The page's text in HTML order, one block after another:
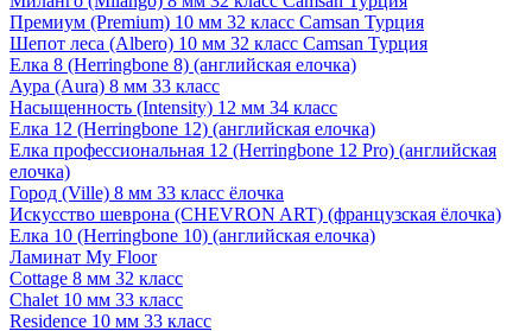
Премиум (Premium) 10 мм 32 класс Camsan Турция
Шепот леса (Albero) 10 мм 32 класс Camsan Турция
Елка 8 (Herringbone 8) (английская елочка)
Аура (Aura) 8 мм 33 класс
Насыщенность (Intensity) 12 мм 34 класс
Елка 12 (Herringbone 12) (английская елочка)
Елка профессиональная 12 (Herringbone 12 Pro) (английская
елочка)
Город (Ville) 8 мм 33 класс ёлочка
Искусство шеврона (CHEVRON ART) (французская ёлочка)
Елка 10 (Herringbone 10) (английская елочка)
Ламинат My Floor
Cottage 8 мм 32 класс
Chalet 10 мм 33 класс
Residence 10 мм 33 класс